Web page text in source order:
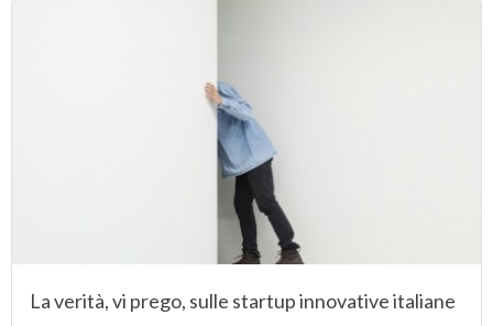
La verità, vi prego, sulle startup innovative italiane